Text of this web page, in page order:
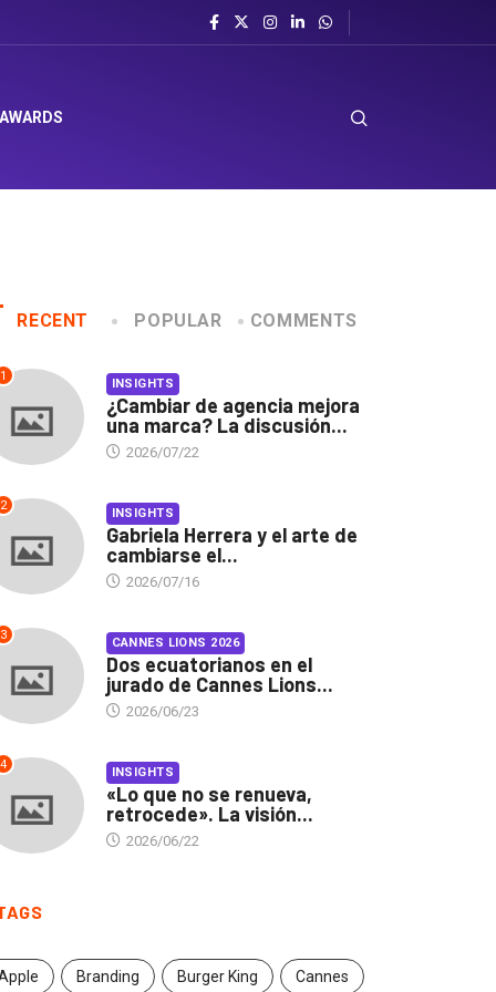
RECENT POPULAR COMMENTS
1 INSIGHTS
¿Cambiar de agencia mejora
una marca? La discusión...
2026/07/22
2 INSIGHTS
Gabriela Herrera y el arte de
cambiarse el...
2026/07/16
3 CANNES LIONS 2026
Dos ecuatorianos en el
jurado de Cannes Lions...
2026/06/23
4 INSIGHTS
«Lo que no se renueva,
retrocede». La visión...
2026/06/22
Branding Burger King Cannes